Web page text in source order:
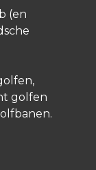
(en
golfen